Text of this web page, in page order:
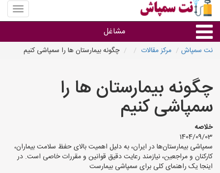
منوی
سایت
مشاغل
استان ها
نت سمپاش مرکز مقالات چگونه بیمارستان ها را سمپاشی کنیم
چگونه بیمارستان ها را
سمپاشی کنیم
خلاصه
1404/09/03
سمپاشی بیمارستان‌ها در ایران، به دلیل اهمیت بالای حفظ سلامت بیماران،
کارکنان و مراجعین، نیازمند رعایت دقیق قوانین و مقررات خاصی است. در
اینجا یک راهنمای کلی برای سمپاشی بیمارست